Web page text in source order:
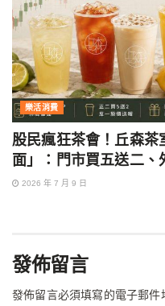
樂活消費
股民瘋狂茶會！丘森
面」：門市買五送二、
2026 年 7 月 9 日
發佈留言
發佈留言必須填寫的電子郵件